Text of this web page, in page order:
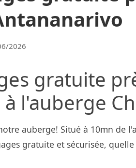
2026
gratuite
l'auberge
auberge! Situé à 10mn de
gratuite et sécurisée,